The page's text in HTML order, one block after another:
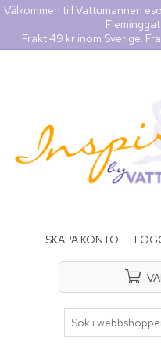
Välkommen till Vattumannen
Frakt 49 kr inom Sverige.
SKAPA KONTO